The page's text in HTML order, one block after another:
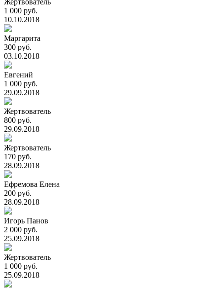
Жертвователь
1 000 руб.
10.10.2018
Маргарита
300 руб.
03.10.2018
Евгений
1 000 руб.
29.09.2018
Жертвователь
800 руб.
29.09.2018
Жертвователь
170 руб.
28.09.2018
Ефремова Елена
200 руб.
28.09.2018
Игорь Панов
2 000 руб.
25.09.2018
Жертвователь
1 000 руб.
25.09.2018